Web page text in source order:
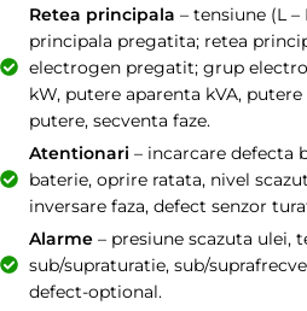
Retea principala – tensiune (L –
principala pregatita; retea
electrogen pregatit; grup
kW, putere aparenta kVA,
putere, secventa faze.
Atentionari – incarcare defecta
baterie, oprire ratata, nivel
inversare faza, defect senzor
Alarme– presiune scazuta ulei,
sub/supraturatie, sub/
defect-optional.